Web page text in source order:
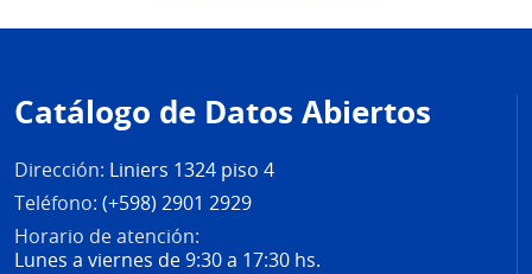
de
página
Catálogo de Datos Abiertos
Dirección: Liniers 1324 piso 4
Teléfono: (+598) 2901 2929
Horario de atención:
Lunes a viernes de 9:30 a 17:30 hs.